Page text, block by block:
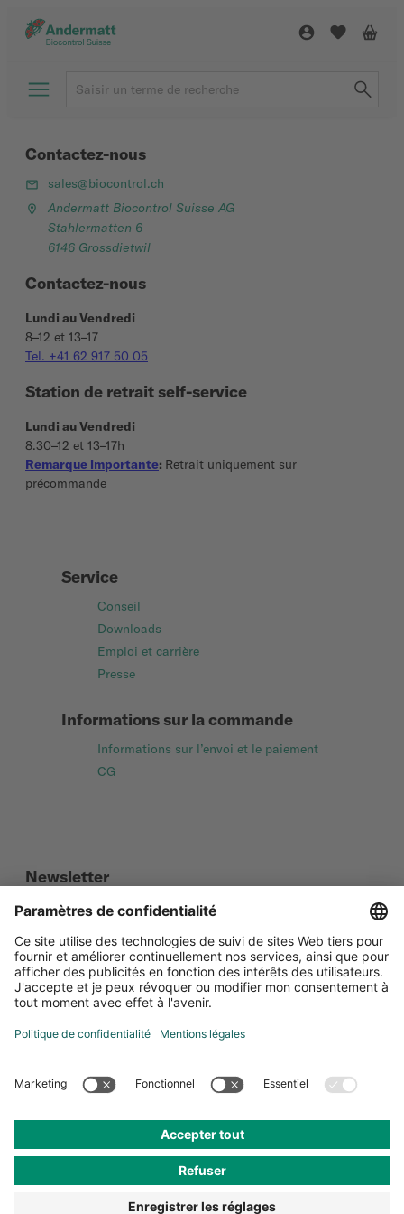
Service
Conseil
Downloads
Emploi et carrière
Presse
Informations sur la commande
Informations sur l’envoi et le paiement
CG
Newsletter
Social Media
Certifications
Contactez-nous
sales@biocontrol.ch
Andermatt Biocontrol Suisse AG
Stahlermatten 6
6146 Grossdietwil
Contactez-nous
Lundi au Vendredi
8–12 et 13–17
Tel. +41 62 917 50 05
Station de retrait self-service
Lundi au Vendredi
8.30–12 et 13–17h
Remarque importante: Retrait uniquement sur
précommande
Paramètres de confidentialité Protection de données